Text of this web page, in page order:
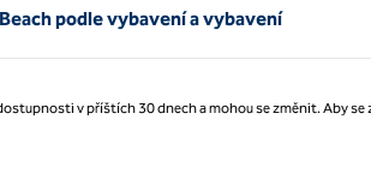
podle vybavení a vybavení
v příštích 30 dnech a mohou se změnit. Aby